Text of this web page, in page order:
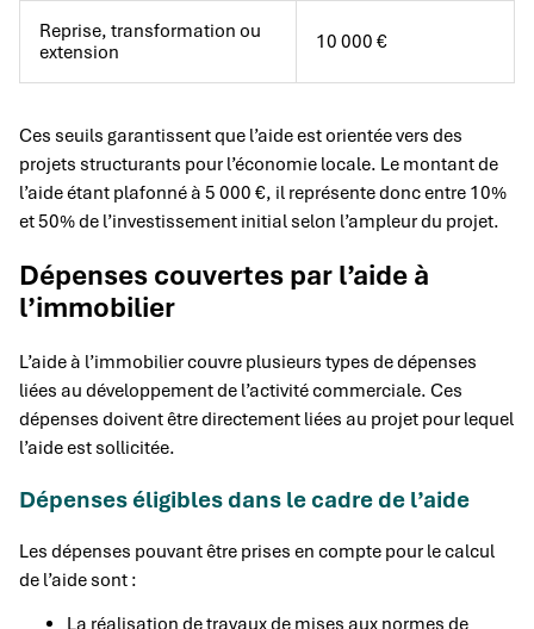
Reprise, transformation ou
extension
10 000 €
Ces seuils garantissent que l’aide est orientée vers des
projets structurants pour l’économie locale. Le montant de
l’aide étant plafonné à 5 000 €, il représente donc entre 10%
et 50% de l’investissement initial selon l’ampleur du projet.
Dépenses couvertes par l’aide à
l’immobilier
L’aide à l’immobilier couvre plusieurs types de dépenses
liées au développement de l’activité commerciale. Ces
dépenses doivent être directement liées au projet pour lequel
l’aide est sollicitée.
Dépenses éligibles dans le cadre de l’aide
Les dépenses pouvant être prises en compte pour le calcul
de l’aide sont :
La réalisation de travaux de mises aux normes de